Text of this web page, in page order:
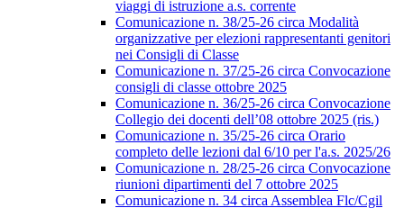
viaggi di istruzione a.s. corrente
Comunicazione n. 38/25-26 circa Modalità
organizzative per elezioni rappresentanti genitori
nei Consigli di Classe
Comunicazione n. 37/25-26 circa Convocazione
consigli di classe ottobre 2025
Comunicazione n. 36/25-26 circa Convocazione
Collegio dei docenti dell’08 ottobre 2025 (ris.)
Comunicazione n. 35/25-26 circa Orario
completo delle lezioni dal 6/10 per l'a.s. 2025/26
Comunicazione n. 28/25-26 circa Convocazione
riunioni dipartimenti del 7 ottobre 2025
Comunicazione n. 34 circa Assemblea Flc/Cgil